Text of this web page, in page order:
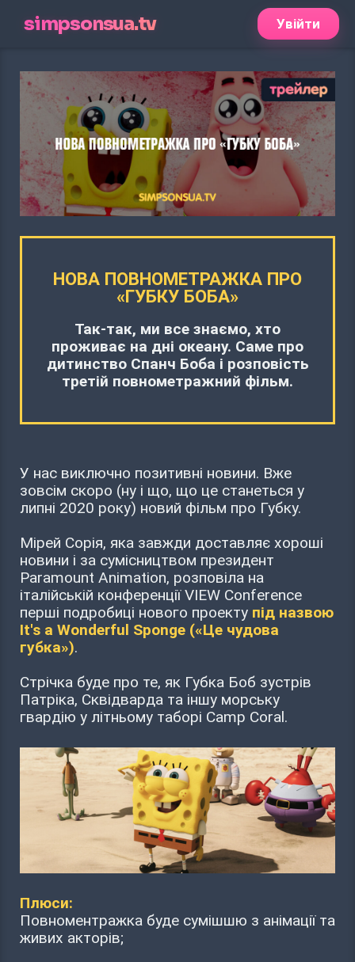
simpsonsua.tv Увійти
НОВА ПОВНОМЕТРАЖКА ПРО
«ГУБКУ БОБА»
Так-так, ми все знаємо, хто
проживає на дні океану. Саме про
дитинство Спанч Боба і розповість
третій повнометражний фільм.
У нас виключно позитивні новини. Вже
зовсім скоро (ну і що, що це станеться у
липні 2020 року) новий фільм про Губку.
Мірей Сорія, яка завжди доставляє хороші
новини і за сумісництвом президент
Paramount Animation, розповіла на
італійській конференції VIEW Conference
перші подробиці нового проекту під назвою
It's a Wonderful Sponge («Це чудова
губка»).
Стрічка буде про те, як Губка Боб зустрів
Патріка, Сквідварда та іншу морську
гвардію у літньому таборі Camp Coral.
Плюси:
Повноментражка буде сумішшю з анімації та
живих акторів;